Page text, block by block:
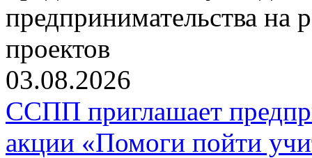
предпринимательства на
проектов
03.08.2026
ССПП приглашает
акции «Помоги пойти